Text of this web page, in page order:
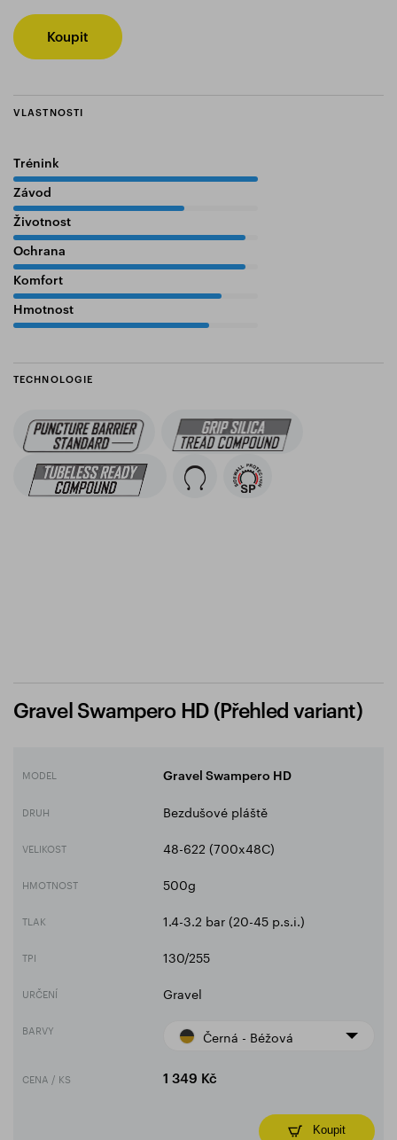
Koupit
VLASTNOSTI
Trénink
Závod
Životnost
Ochrana
Komfort
Hmotnost
TECHNOLOGIE
Gravel Swampero HD (Přehled variant)
MODEL Gravel Swampero HD
DRUH Bezdušové pláště
VELIKOST 48-622 (700x48C)
HMOTNOST 500g
TLAK 1.4-3.2 bar (20-45 p.s.i.)
TPI 130/255
URČENÍ Gravel
BARVY Černá - Béžová
CENA / KS 1 349 Kč
Koupit